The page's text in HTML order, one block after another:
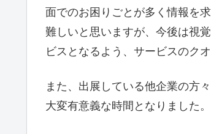
面でのお困りごとが多く情報を
難しいと思いますが、今後は視
ビスとなるよう、サービスのク
また、出展している他企業の方
大変有意義な時間となりました。